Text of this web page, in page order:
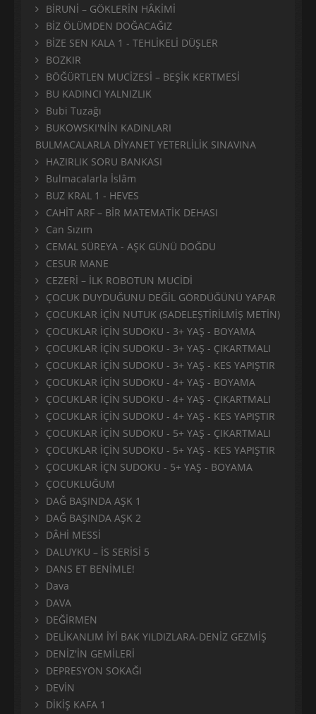
BİRUNİ – GÖKLERİN HÂKİMİ
BİZ ÖLÜMDEN DOĞACAĞIZ
BİZE SEN KALA 1 - TEHLİKELİ DÜŞLER
BOZKIR
BÖĞÜRTLEN MUCİZESİ – BEŞİK KERTMESİ
BU KADINCI YALNIZLIK
Bubi Tuzağı
BUKOWSKI'NİN KADINLARI
BULMACALARLA DİYANET YETERLİLİK SINAVINA
HAZIRLIK SORU BANKASI
Bulmacalarla İslâm
BUZ KRAL 1 - HEVES
CAHİT ARF – BİR MATEMATİK DEHASI
Can Sızım
CEMAL SÜREYA - AŞK GÜNÜ DOĞDU
CESUR MANE
CEZERİ – İLK ROBOTUN MUCİDİ
ÇOCUK DUYDUĞUNU DEĞİL GÖRDÜĞÜNÜ YAPAR
ÇOCUKLAR İÇİN NUTUK (SADELEŞTİRİLMİŞ METİN)
ÇOCUKLAR İÇİN SUDOKU - 3+ YAŞ - BOYAMA
ÇOCUKLAR İÇİN SUDOKU - 3+ YAŞ - ÇIKARTMALI
ÇOCUKLAR İÇİN SUDOKU - 3+ YAŞ - KES YAPIŞTIR
ÇOCUKLAR İÇİN SUDOKU - 4+ YAŞ - BOYAMA
ÇOCUKLAR İÇİN SUDOKU - 4+ YAŞ - ÇIKARTMALI
ÇOCUKLAR İÇİN SUDOKU - 4+ YAŞ - KES YAPIŞTIR
ÇOCUKLAR İÇİN SUDOKU - 5+ YAŞ - ÇIKARTMALI
ÇOCUKLAR İÇİN SUDOKU - 5+ YAŞ - KES YAPIŞTIR
ÇOCUKLAR İÇN SUDOKU - 5+ YAŞ - BOYAMA
ÇOCUKLUĞUM
DAĞ BAŞINDA AŞK 1
DAĞ BAŞINDA AŞK 2
DÂHİ MESSİ
DALUYKU – İS SERİSİ 5
DANS ET BENİMLE!
Dava
DAVA
DEĞİRMEN
DELİKANLIM İYİ BAK YILDIZLARA-DENİZ GEZMİŞ
DENİZ'İN GEMİLERİ
DEPRESYON SOKAĞI
DEVİN
DİKİŞ KAFA 1